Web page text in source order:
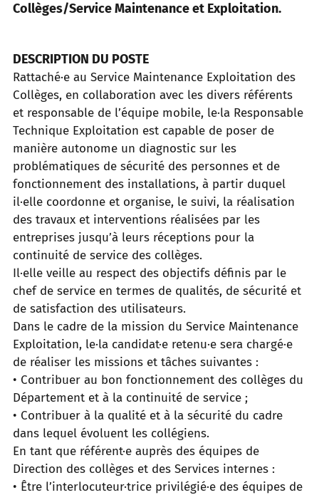
Collèges/Service Maintenance et Exploitation.
DESCRIPTION DU POSTE
Rattaché·e au Service Maintenance Exploitation des
Collèges, en collaboration avec les divers référents
et responsable de l’équipe mobile, le·la Responsable
Technique Exploitation est capable de poser de
manière autonome un diagnostic sur les
problématiques de sécurité des personnes et de
fonctionnement des installations, à partir duquel
il·elle coordonne et organise, le suivi, la réalisation
des travaux et interventions réalisées par les
entreprises jusqu’à leurs réceptions pour la
continuité de service des collèges.
Il·elle veille au respect des objectifs définis par le
chef de service en termes de qualités, de sécurité et
de satisfaction des utilisateurs.
Dans le cadre de la mission du Service Maintenance
Exploitation, le·la candidat·e retenu·e sera chargé·e
de réaliser les missions et tâches suivantes :
• Contribuer au bon fonctionnement des collèges du
Département et à la continuité de service ;
• Contribuer à la qualité et à la sécurité du cadre
dans lequel évoluent les collégiens.
En tant que référent·e auprès des équipes de
Direction des collèges et des Services internes :
• Être l’interlocuteur·trice privilégié·e des équipes de